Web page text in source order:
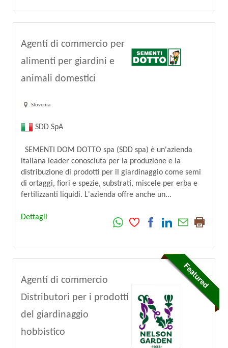
Agenti di commercio per
alimenti per giardini e
animali domestici
Slovenia
SDD SpA
SEMENTI DOM DOTTO spa (SDD spa) è un'azienda
italiana leader conosciuta per la produzione e la
distribuzione di prodotti per il giardinaggio come semi
di ortaggi, fiori e spezie, substrati, miscele per erba e
fertilizzanti liquidi. L'azienda offre anche un...
Dettagli
Agenti di commercio
Distributori per i prodotti
del giardinaggio
hobbistico